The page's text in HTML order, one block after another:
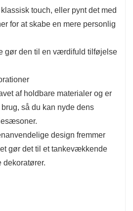
touch, eller pynt det med
for at skabe en mere personlig
gør den til en værdifuld tilføjelse
af holdbare materialer og er
så du kan nyde dens
design fremmer
gør det til et tankevækkende
dekoratører.